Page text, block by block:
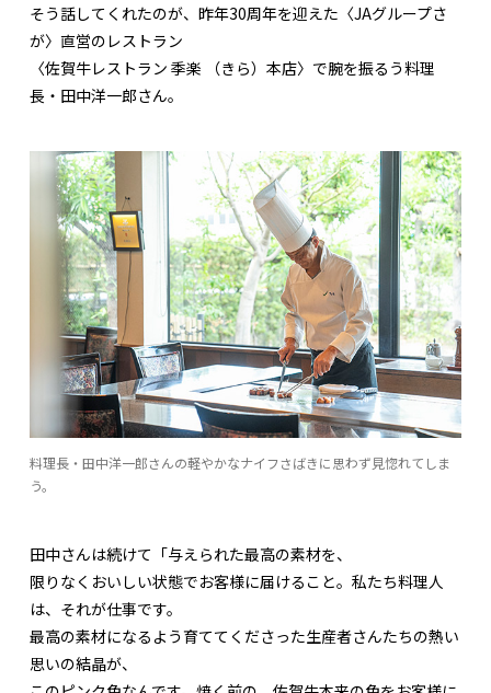
そう話してくれたのが、昨年30周年を迎えた〈JAグループさ
が〉直営のレストラン
〈佐賀牛レストラン 季楽 （きら）本店〉で腕を振るう料理
長・田中洋一郎さん。
料理長・田中洋一郎さんの軽やかなナイフさばきに思わず見惚れてしま
う。
田中さんは続けて「与えられた最高の素材を、
限りなくおいしい状態でお客様に届けること。私たち料理人
は、それが仕事です。
最高の素材になるよう育ててくださった生産者さんたちの熱い
思いの結晶が、